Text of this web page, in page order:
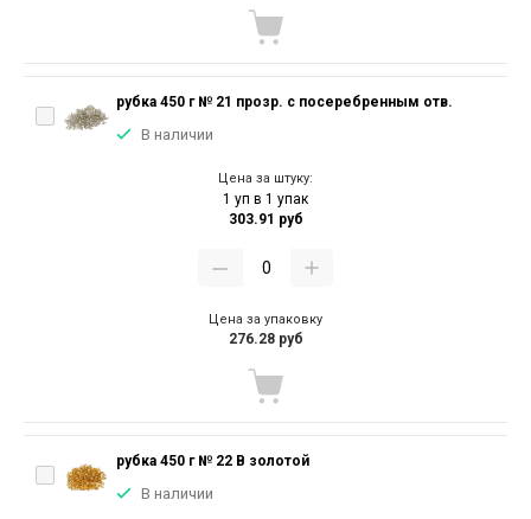
рубка 450 г № 21 прозр. с посеребренным отв.
В наличии
Цена за штуку:
1 уп в 1 упак
303.91 руб
Цена за упаковку
276.28 руб
рубка 450 г № 22 В золотой
В наличии